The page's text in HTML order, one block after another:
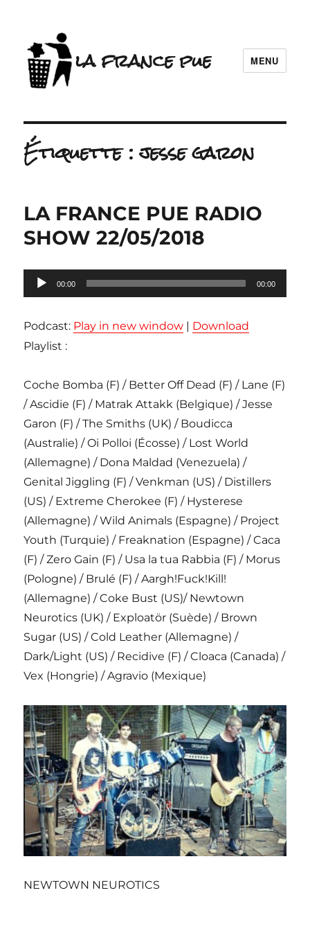
la france pue MENU
Étiquette :jesse garon
LA FRANCE PUE RADIO
SHOW 22/05/2018
Lecteur
audio
00:00 00:00
Podcast: Play in new window | Download
Playlist :
Coche Bomba (F) / Better Off Dead (F) / Lane (F)
/ Ascidie (F) / Matrak Attakk (Belgique) / Jesse
Garon (F) / The Smiths (UK) / Boudicca
(Australie) / Oi Polloi (Écosse) / Lost World
(Allemagne) / Dona Maldad (Venezuela) /
Genital Jiggling (F) / Venkman (US) / Distillers
(US) / Extreme Cherokee (F) / Hysterese
(Allemagne) / Wild Animals (Espagne) / Project
Youth (Turquie) / Freaknation (Espagne) / Caca
(F) / Zero Gain (F) / Usa la tua Rabbia (F) / Morus
(Pologne) / Brulé (F) / Aargh!Fuck!Kill!
(Allemagne) / Coke Bust (US)/ Newtown
Neurotics (UK) / Exploatör (Suède) / Brown
Sugar (US) / Cold Leather (Allemagne) /
Dark/Light (US) / Recidive (F) / Cloaca (Canada) /
Vex (Hongrie) / Agravio (Mexique)
NEWTOWN NEUROTICS